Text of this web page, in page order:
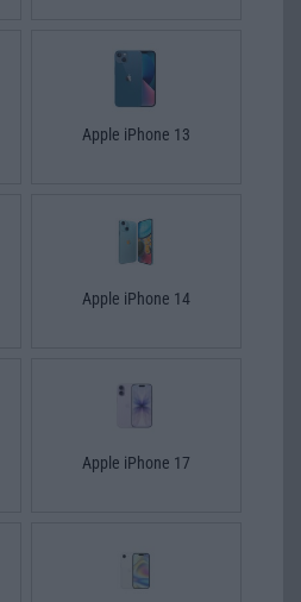
Apple iPhone 13
Apple iPhone 14
Apple iPhone 17